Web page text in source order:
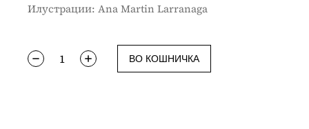
Илустрaции: Ana Martin Larranaga
ВО КОШНИЧКА